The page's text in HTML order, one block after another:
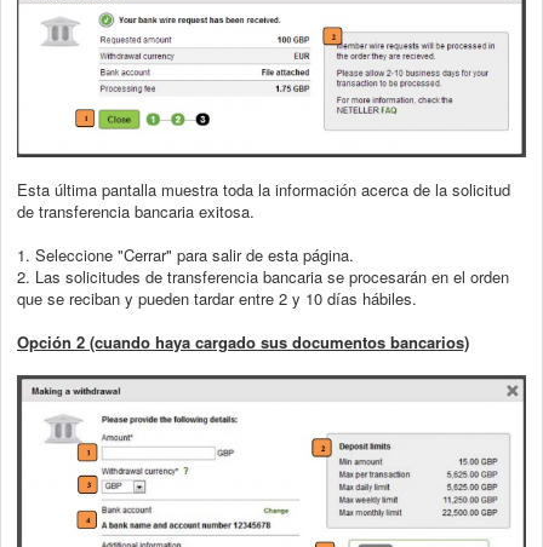
Esta última pantalla muestra toda la información acerca de la solicitud
de transferencia bancaria exitosa.
1. Seleccione "Cerrar" para salir de esta página.
2. Las solicitudes de transferencia bancaria se procesarán en el orden
que se reciban y pueden tardar entre 2 y 10 días hábiles.
Opción 2 (cuando haya cargado sus documentos bancarios)